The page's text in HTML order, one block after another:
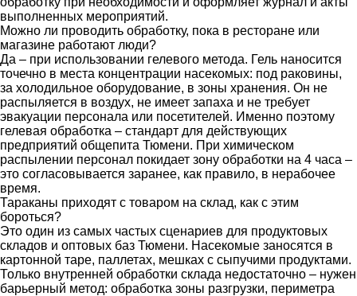
выполненных мероприятий.
Можно ли проводить обработку, пока в ресторане или
магазине работают люди?
Да – при использовании гелевого метода. Гель наносится
точечно в места концентрации насекомых: под раковины,
за холодильное оборудование, в зоны хранения. Он не
распыляется в воздух, не имеет запаха и не требует
эвакуации персонала или посетителей. Именно поэтому
гелевая обработка – стандарт для действующих
предприятий общепита Тюмени. При химическом
распылении персонал покидает зону обработки на 4 часа –
это согласовывается заранее, как правило, в нерабочее
время.
Тараканы приходят с товаром на склад, как с этим
бороться?
Это один из самых частых сценариев для продуктовых
складов и оптовых баз Тюмени. Насекомые заносятся в
картонной таре, паллетах, мешках с сыпучими продуктами.
Только внутренней обработки склада недостаточно – нужен
барьерный метод: обработка зоны разгрузки, периметра